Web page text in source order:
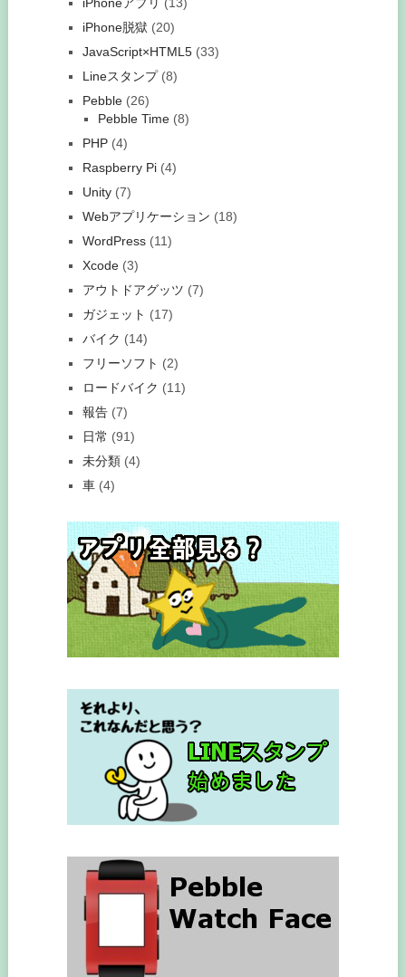
iPhoneアプリ (13)
iPhone脱獄 (20)
JavaScript×HTML5(33)
Lineスタンプ(8)
Pebble(26)
Pebble Time(8)
PHP(4)
Raspberry Pi(4)
Unity(7)
Webアプリケーション (18)
WordPress(11)
Xcode(3)
アウトドアグッツ (7)
ガジェット (17)
バイク (14)
フリーソフト (2)
ロードバイク (11)
報告(7)
日常 (91)
未分類(4)
車(4)